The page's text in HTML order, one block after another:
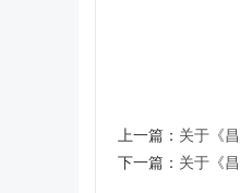
上一篇： 关于《
下一篇： 关于《